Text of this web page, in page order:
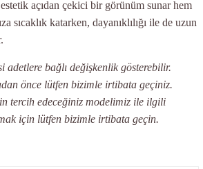
açıdan çekici bir görünüm sunar hem
sıcaklık katarken, dayanıklılığı ile de uzun
adetlere bağlı değişkenlik gösterebilir.
önce lütfen bizimle irtibata geçiniz.
tercih edeceğiniz modelimiz ile ilgili
için lütfen bizimle irtibata geçin.